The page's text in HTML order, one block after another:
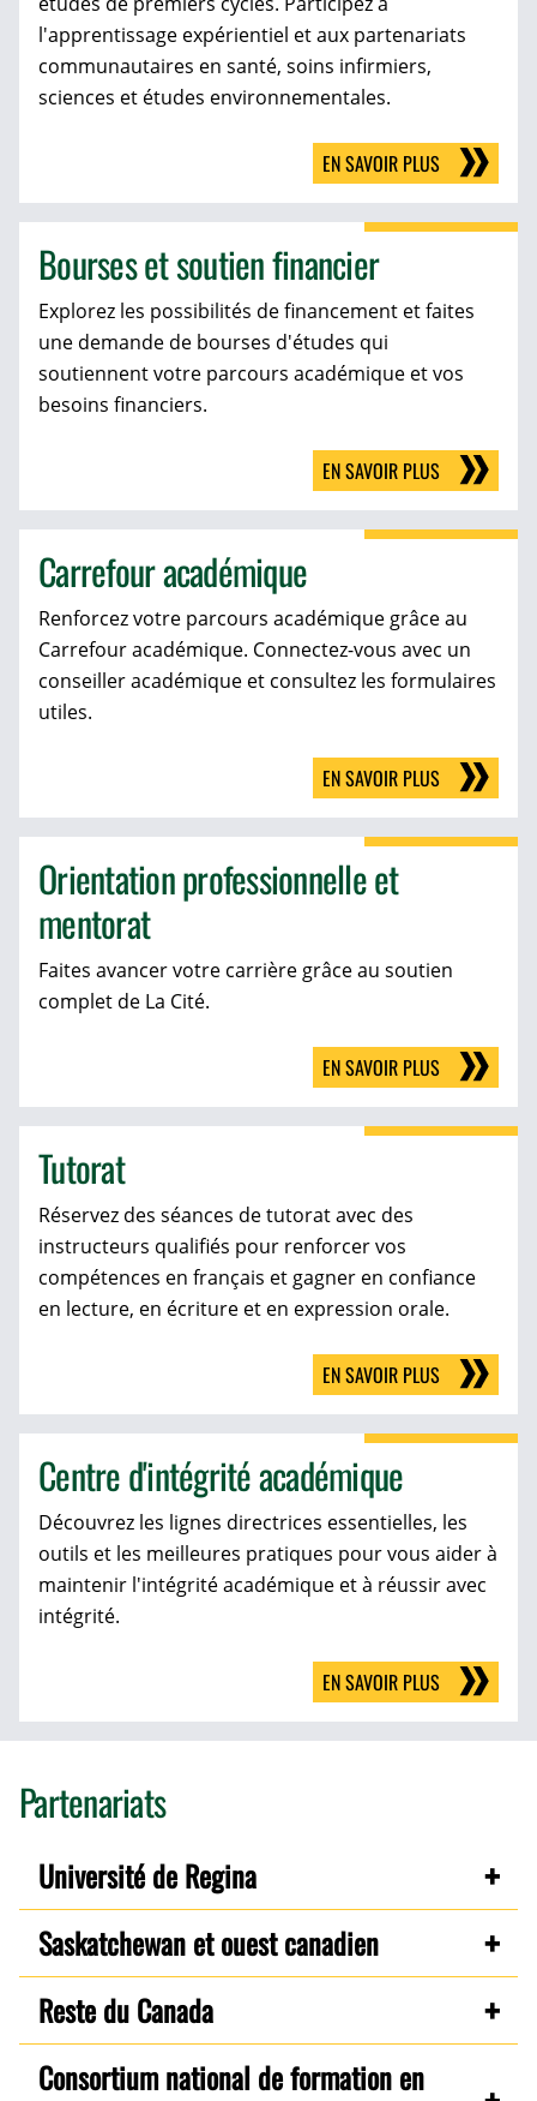
l'apprentissage expérientiel et aux partenariats
communautaires en santé, soins infirmiers,
sciences et études environnementales.
EN SAVOIR PLUS
Bourses et soutien financier
Explorez les possibilités de financement et faites
une demande de bourses d'études qui
soutiennent votre parcours académique et vos
besoins financiers.
EN SAVOIR PLUS
Carrefour académique
Renforcez votre parcours académique grâce au
Carrefour académique. Connectez-vous avec un
conseiller académique et consultez les formulaires
utiles.
EN SAVOIR PLUS
Orientation professionnelle et
mentorat
Faites avancer votre carrière grâce au soutien
complet de La Cité.
EN SAVOIR PLUS
Tutorat
Réservez des séances de tutorat avec des
instructeurs qualifiés pour renforcer vos
compétences en français et gagner en confiance
en lecture, en écriture et en expression orale.
EN SAVOIR PLUS
Centre d'intégrité académique
Découvrez les lignes directrices essentielles, les
outils et les meilleures pratiques pour vous aider à
maintenir l'intégrité académique et à réussir avec
intégrité.
EN SAVOIR PLUS
Partenariats
Université de Regina
Saskatchewan et ouest canadien
Reste du Canada
Consortium national de formation en